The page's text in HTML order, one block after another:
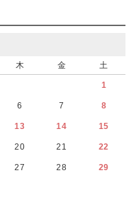
木 金 土
1
6 7 8
13 14 15
20 21 22
27 28 29